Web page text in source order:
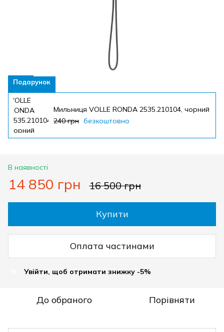
Подарунок
Мильниця VOLLE RONDA 2535.210104, чорний
240 грн безкоштовно
В наявності
14 850 грн 16 500 грн
Купити
Оплата частинами
Увійти, щоб отримати знижку -5%
До обраного Порівняти